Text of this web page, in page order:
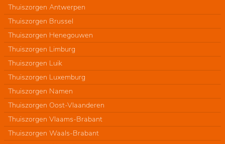
Thuiszorgen Antwerpen
Thuiszorgen Brussel
Thuiszorgen Henegouwen
Thuiszorgen Limburg
Thuiszorgen Luik
Thuiszorgen Luxemburg
Thuiszorgen Namen
Thuiszorgen Oost-Vlaanderen
Thuiszorgen Vlaams-Brabant
Thuiszorgen Waals-Brabant